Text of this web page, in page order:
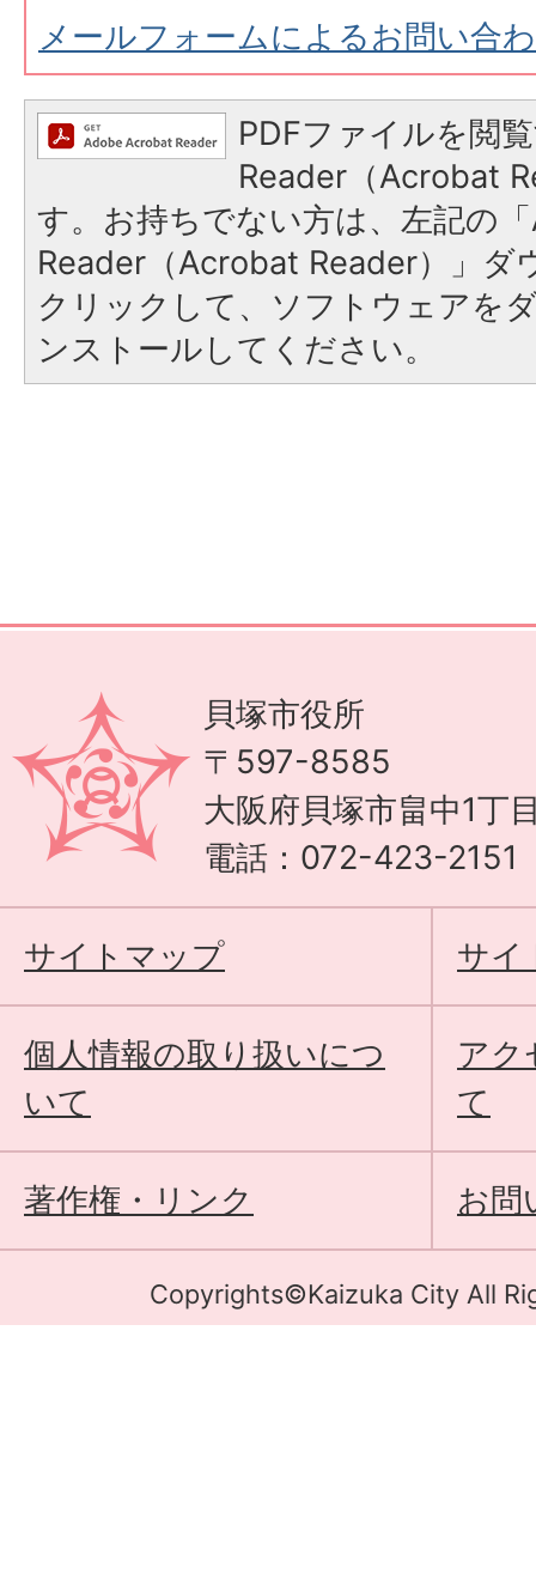
メールフォームによるお問い合
PDFファイルを閲
Reader（Acrobat
す。お持ちでない方は、左記の
Reader（Acrobat Reader）」ダ
クリックして、ソフトウェアを
ンストールしてください。
貝塚市役所
〒597-8585
大阪府貝塚市畠中1丁
電話：072-423-2151
サイトマップ サイ
個人情報の取り扱いにつ
いて
アク
て
著作権・リンク お問
Copyrights©Kaizuka City All